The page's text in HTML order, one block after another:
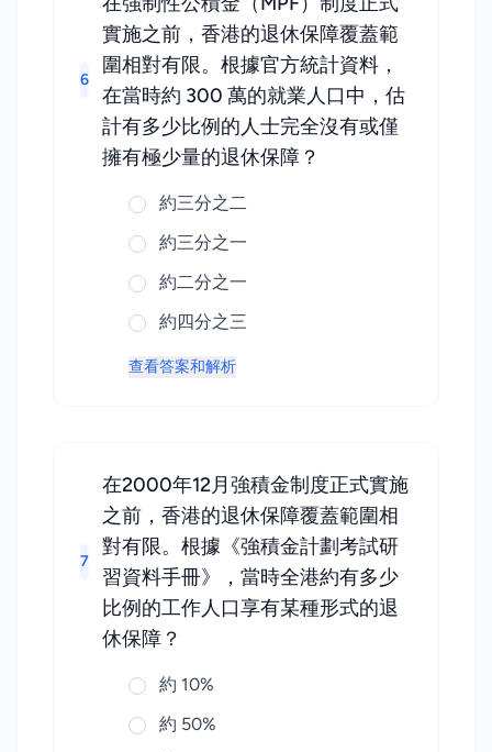
6
實施之前，香港的退休保障覆蓋範
圍相對有限。根據官方統計資料，
在當時約 300 萬的就業人口中，估
計有多少比例的人士完全沒有或僅
擁有極少量的退休保障？
約三分之二
約三分之一
約二分之一
約四分之三
查看答案和解析
7
在2000年12月強積金制度正式實施
之前，香港的退休保障覆蓋範圍相
對有限。根據《強積金計劃考試研
習資料手冊》，當時全港約有多少
比例的工作人口享有某種形式的退
休保障？
約 10%
約 50%